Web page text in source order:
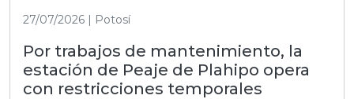
27/07/2026 | Potosí
Por trabajos de mantenimiento, la
estación de Peaje de Plahipo opera
con restricciones temporales